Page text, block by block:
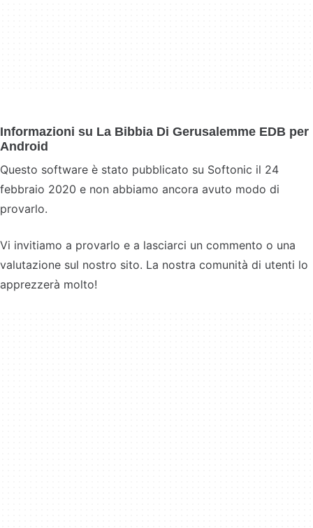
Informazioni su La Bibbia Di Gerusalemme EDB per
Android
Questo software è stato pubblicato su Softonic il 24
febbraio 2020 e non abbiamo ancora avuto modo di
provarlo.
Vi invitiamo a provarlo e a lasciarci un commento o una
valutazione sul nostro sito. La nostra comunità di utenti lo
apprezzerà molto!